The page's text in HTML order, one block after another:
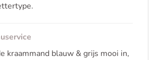
kraammand blauw & grijs mooi in,